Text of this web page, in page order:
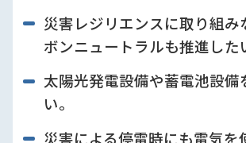
災害レジリエンスに取り組み
ボンニュートラルも推進した
太陽光発電設備や蓄電池設備
い。
災害による停電時にも電気を